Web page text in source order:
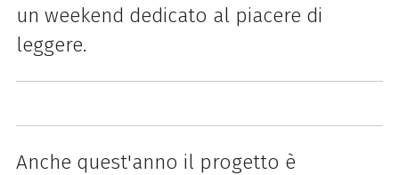
un weekend dedicato al piacere di
leggere.
Anche quest'anno il progetto è